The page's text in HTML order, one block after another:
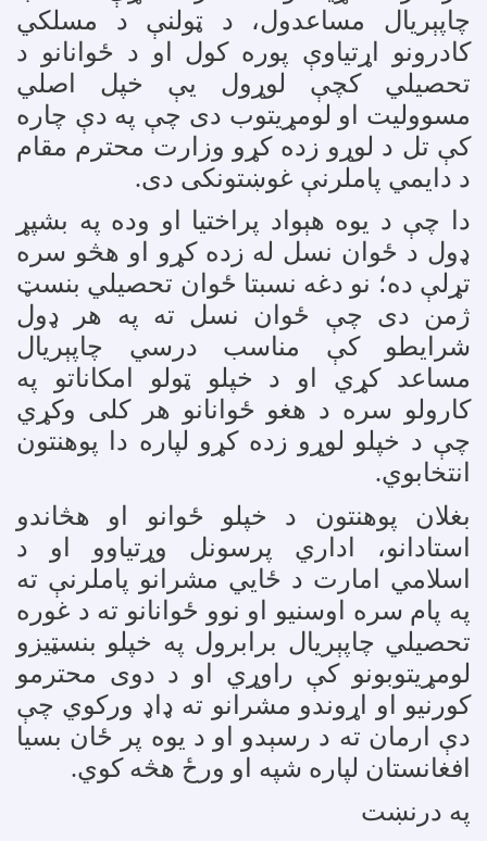
چاپېریال مساعدول، د ټولنې د مسلکي
کادرونو اړتیاوې پوره کول او د ځوانانو د
تحصیلي کچې لوړول یې خپل اصلي
مسوولیت او لومړیتوب دی چې په دې چاره
کې تل د لوړو زده کړو وزارت محترم مقام
د دایمي پاملرنې غوښتونکی دی.
دا چې د یوه هېواد پراختیا او وده په بشپړ
ډول د ځوان نسل له زده کړو او هڅو سره
تړلې ده؛ نو دغه نسبتا ځوان تحصیلي بنسټ
ژمن دی چې ځوان نسل ته په هر ډول
شرایطو کې مناسب درسي چاپېریال
مساعد کړي او د خپلو ټولو امکاناتو په
کارولو سره د هغو ځوانانو هر کلی وکړي
چې د خپلو لوړو زده کړو لپاره دا پوهنتون
انتخابوي.
بغلان پوهنتون د خپلو ځوانو او هڅاندو
استادانو، اداري پرسونل وړتیاوو او د
اسلامي امارت د ځايي مشرانو پاملرنې ته
په پام سره اوسنیو او نوو ځوانانو ته د غوره
تحصیلي چاپېریال برابرول په خپلو بنسټيزو
لومړیتوبونو کې راوړي او د دوی محترمو
کورنیو او اړوندو مشرانو ته ډاډ ورکوي چې
دې ارمان ته د رسېدو او د یوه پر ځان بسیا
افغانستان لپاره شپه او ورځ هڅه کوي.
په درنښت